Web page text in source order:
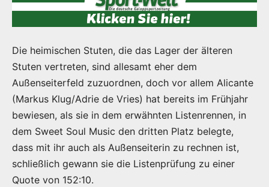
Die heimischen Stuten, die das Lager der älteren
Stuten vertreten, sind allesamt eher dem
Außenseiterfeld zuzuordnen, doch vor allem Alicante
(Markus Klug/Adrie de Vries) hat bereits im Frühjahr
bewiesen, als sie in dem erwähnten Listenrennen, in
dem Sweet Soul Music den dritten Platz belegte,
dass mit ihr auch als Außenseiterin zu rechnen ist,
schließlich gewann sie die Listenprüfung zu einer
Quote von 152:10.